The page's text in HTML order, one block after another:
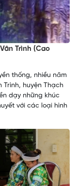
Trình (Cao
thống, nhiều năm
Trình, huyện Thạch
dạy những khúc
với các loại hình